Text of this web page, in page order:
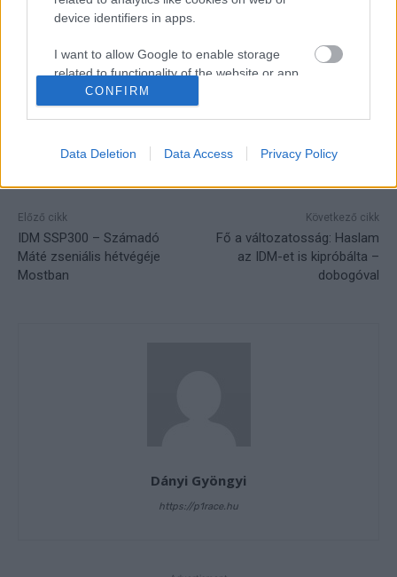
device identifiers in apps.
I want to allow Google to enable storage
related to functionality of the website or app.
I want to allow Google to enable storage
I want to allow Google to enable storage
user protection.
CONFIRM
Data Deletion Data Access Privacy Policy
munka előbb-utóbb kifizetődik. A brit futamon pedig mind
speedweek.com
Előző cikk
IDM SSP300 – Számadó
Máté zseniális hétvégéje
Mostban
Következő cikk
Fő a változatosság: Haslam
az IDM-et is kipróbálta –
dobogóval
Dányi Gyöngyi
https://p1race.hu